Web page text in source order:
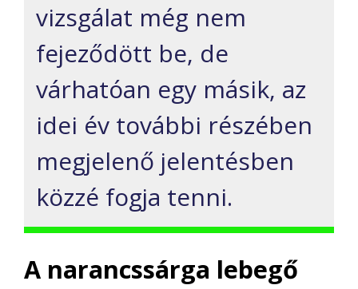
vizsgálat még nem
fejeződött be, de
várhatóan egy másik, az
idei év további részében
megjelenő jelentésben
közzé fogja tenni.
A narancssárga lebegő